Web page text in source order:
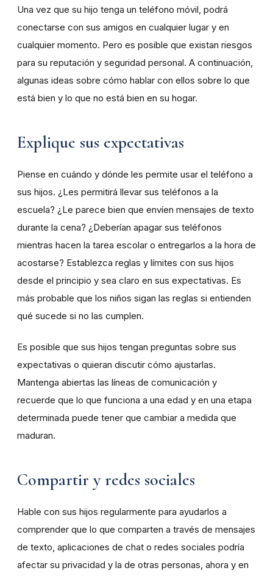
Una vez que su hijo tenga un teléfono móvil, podrá
conectarse con sus amigos en cualquier lugar y en
cualquier momento. Pero es posible que existan riesgos
para su reputación y seguridad personal. A continuación,
algunas ideas sobre cómo hablar con ellos sobre lo que
está bien y lo que no está bien en su hogar.
Explique sus expectativas
Piense en cuándo y dónde les permite usar el teléfono a
sus hijos. ¿Les permitirá llevar sus teléfonos a la
escuela? ¿Le parece bien que envíen mensajes de texto
durante la cena? ¿Deberían apagar sus teléfonos
mientras hacen la tarea escolar o entregarlos a la hora de
acostarse? Establezca reglas y límites con sus hijos
desde el principio y sea claro en sus expectativas. Es
más probable que los niños sigan las reglas si entienden
qué sucede si no las cumplen.
Es posible que sus hijos tengan preguntas sobre sus
expectativas o quieran discutir cómo ajustarlas.
Mantenga abiertas las líneas de comunicación y
recuerde que lo que funciona a una edad y en una etapa
determinada puede tener que cambiar a medida que
maduran.
Compartir y redes sociales
Hable con sus hijos regularmente para ayudarlos a
comprender que lo que comparten a través de mensajes
de texto, aplicaciones de chat o redes sociales podría
afectar su privacidad y la de otras personas, ahora y en